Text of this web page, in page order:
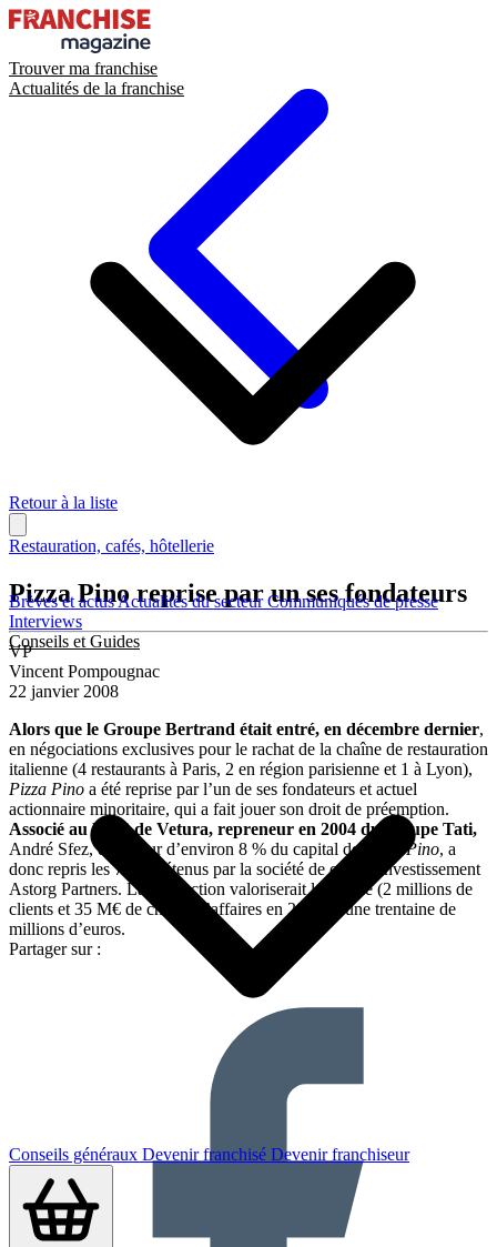
Trouver ma franchise
Actualités de la franchise
Brèves et actusActualités du secteurCommuniqués de presse
Interviews
Conseils et Guides
Conseils généraux Devenir franchisé Devenir franchiseur
Retour à la liste
Restauration, cafés, hôtellerie
Pizza Pino reprise par un ses fondateurs
VP
Vincent Pompougnac
22 janvier 2008
Alors que le Groupe Bertrand était entré, en décembre dernier,
en négociations exclusives pour le rachat de la chaîne de restauration
italienne (4 restaurants à Paris, 2 en région parisienne et 1 à Lyon),
Pizza Pino a été reprise par l’un de ses fondateurs et actuel
actionnaire minoritaire, qui a fait jouer son droit de préemption.
Associé au PDG de Vetura, repreneur en 2004 du groupe Tati,
André Sfez, détenteur d’environ 8 % du capital de
Pizza Pino, a
donc repris les 78 % détenus par la société de capital investissement
Astorg Partners. La transaction valoriserait la chaîne (2 millions de
clients et 35 M€ de chiffre d’affaires en 2007) à une trentaine de
millions d’euros.
Partager sur :